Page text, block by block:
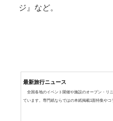
ジ』など。
最新旅行ニュース
全国各地のイベント開催や施設のオープン・リ
ています。専門紙ならではの本紙掲載1面特集やコ